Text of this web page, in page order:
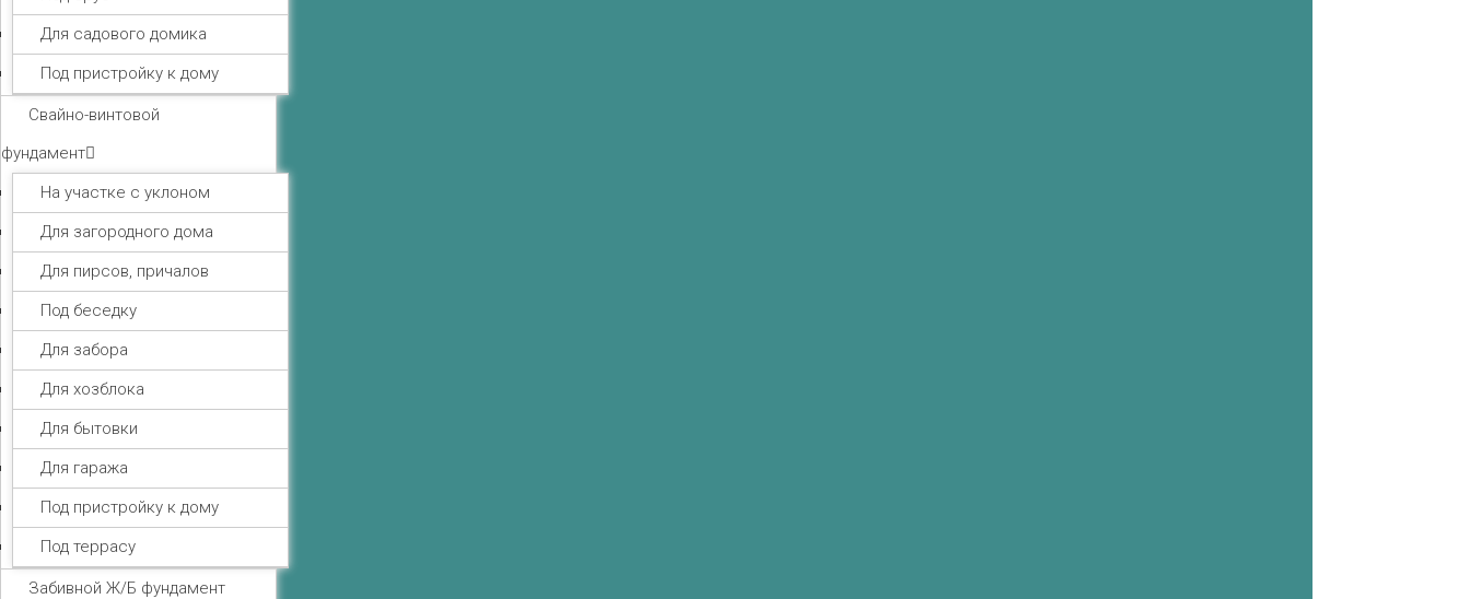
Для садового домика
Под пристройку к дому
Свайно-винтовой
фундамент
На участке с уклоном
Для загородного дома
Для пирсов, причалов
Под беседку
Для забора
Для хозблока
Для бытовки
Для гаража
Под пристройку к дому
Под террасу
Забивной Ж/Б фундамент